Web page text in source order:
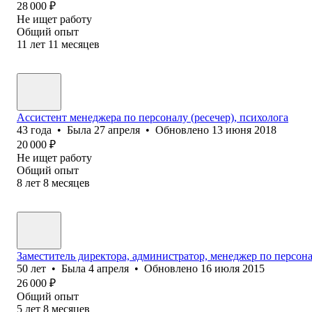
28 000 ₽
Не ищет работу
Общий опыт
11 лет 11 месяцев
Ассистент менеджера по персоналу (ресечер), психолога
43 года • Была 27 апреля • Обновлено 13 июня 2018
20 000 ₽
Не ищет работу
Общий опыт
8 лет 8 месяцев
Заместитель директора, администратор, менеджер по
50 лет • Была 4 апреля • Обновлено 16 июля 2015
26 000 ₽
Общий опыт
5 лет 8 месяцев